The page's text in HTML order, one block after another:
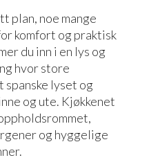
plan, noe mange
komfort og praktisk
du inn i en lys og
hvor store
lyset og
og ute. Kjøkkenet
og hyggelige